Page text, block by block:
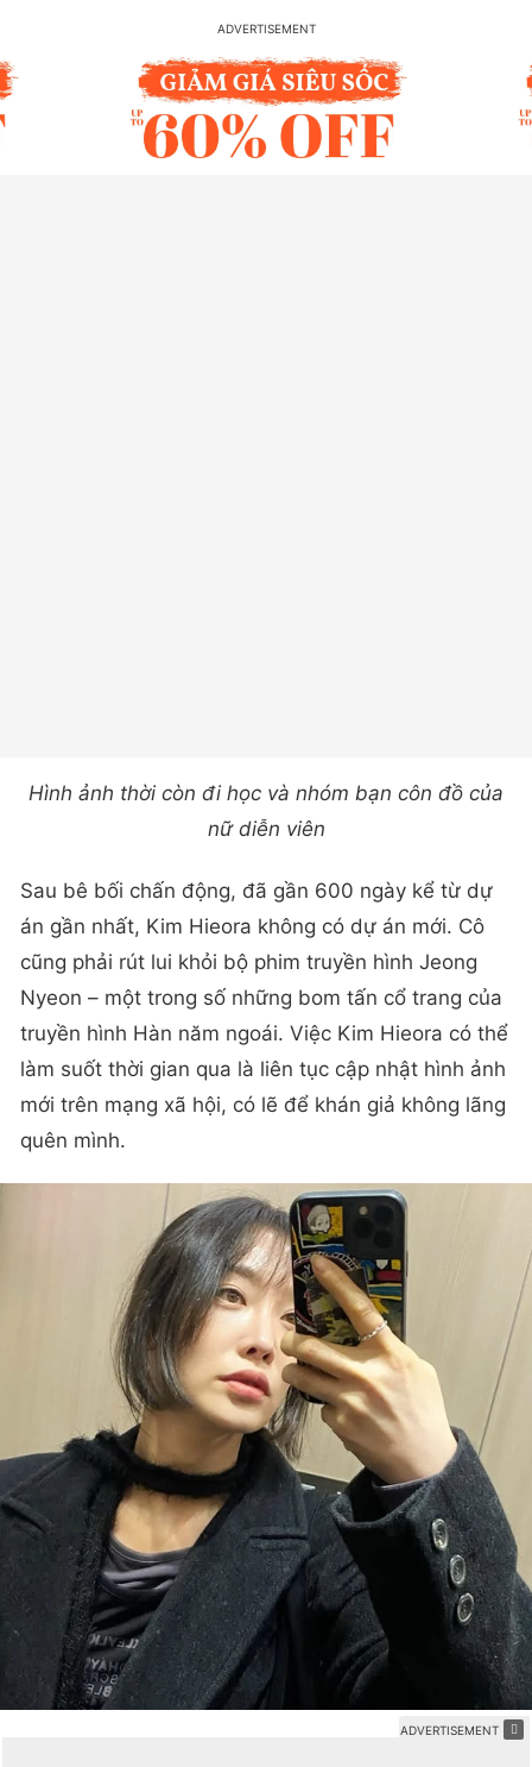
Hình ảnh thời còn đi học và nhóm bạn côn đồ của
nữ diễn viên
Sau bê bối chấn động, đã gần 600 ngày kể từ dự
án gần nhất, Kim Hieora không có dự án mới. Cô
cũng phải rút lui khỏi bộ phim truyền hình Jeong
Nyeon – một trong số những bom tấn cổ trang của
truyền hình Hàn năm ngoái. Việc Kim Hieora có thể
làm suốt thời gian qua là liên tục cập nhật hình ảnh
mới trên mạng xã hội, có lẽ để khán giả không lãng
quên mình.